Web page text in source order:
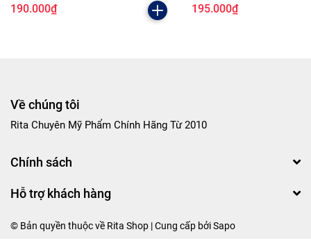
190.000₫ 195.000₫
Về chúng tôi
Rita Chuyên Mỹ Phẩm Chính Hãng Từ 2010
Chính sách
Hỗ trợ khách hàng
© Bản quyền thuộc về Rita Shop | Cung cấp bởiSapo